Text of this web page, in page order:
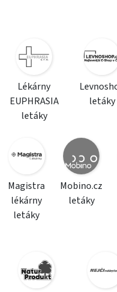
Lékárny
EUPHRASIA
letáky
letáky
Magistra
lékárny
letáky
Mobino.cz
letáky